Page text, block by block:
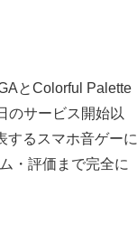
とColorful Palette
のサービス開始以
するスマホ音ゲーに
・評価まで完全に